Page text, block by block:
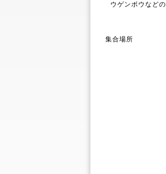
ウゲンボウなど
集合場所